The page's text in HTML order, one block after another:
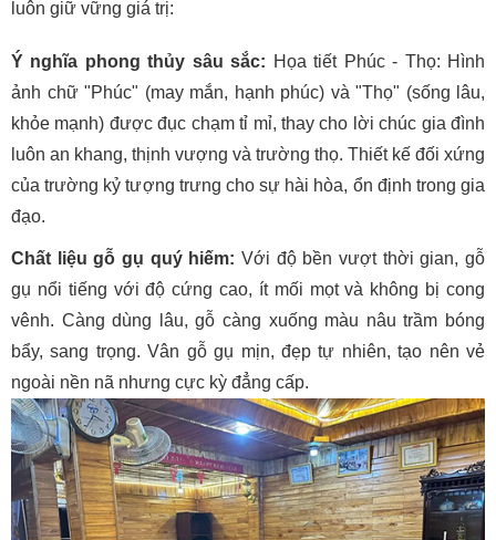
luôn giữ vững giá trị:
Ý nghĩa phong thủy sâu sắc: Họa tiết Phúc - Thọ: Hình
ảnh chữ "Phúc" (may mắn, hạnh phúc) và "Thọ" (sống lâu,
khỏe mạnh) được đục chạm tỉ mỉ, thay cho lời chúc gia đình
luôn an khang, thịnh vượng và trường thọ. Thiết kế đối xứng
của trường kỷ tượng trưng cho sự hài hòa, ổn định trong gia
đạo.
Chất liệu gỗ gụ quý hiếm: Với độ bền vượt thời gian, gỗ
gụ nổi tiếng với độ cứng cao, ít mối mọt và không bị cong
vênh. Càng dùng lâu, gỗ càng xuống màu nâu trầm bóng
bẩy, sang trọng. Vân gỗ gụ mịn, đẹp tự nhiên, tạo nên vẻ
ngoài nền nã nhưng cực kỳ đẳng cấp.